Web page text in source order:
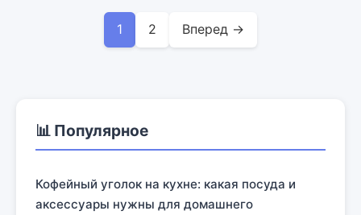
1 2 Вперед →
📊 Популярное
Кофейный уголок на кухне: какая посуда и
аксессуары нужны для домашнего